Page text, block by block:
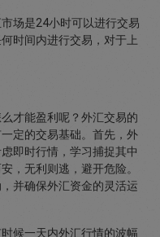
场是24小时可以进行交易
时间内进行交易，对于上
才能盈利呢？外汇交易的
定的交易基础。首先，外
即时行情，学习捕捉其中
，无利则逃，避开危险。
并确保外汇资金的灵活运
候一天内外汇行情的波幅